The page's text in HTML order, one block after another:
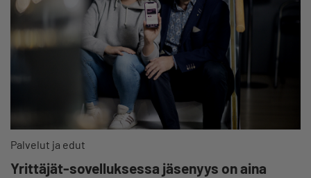
Palvelut ja edut
Yrittäjät-sovelluksessa jäsenyys on aina